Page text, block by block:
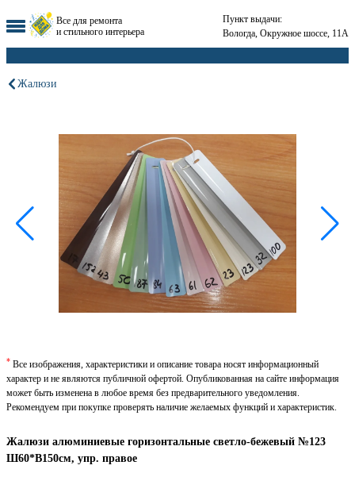
Все для ремонта
и стильного интерьера
Пункт выдачи:
Вологда, Окружное шоссе, 11А
Жалюзи
Жалюзи алюминиевые горизонтальные светло-бежевый №123
Ш60*В150см, упр. правое
* Все изображения, характеристики и описание товара носят информационный
характер и не являются публичной офертой. Опубликованная на сайте информация
может быть изменена в любое время без предварительного уведомления.
Рекомендуем при покупке проверять наличие желаемых функций и характеристик.